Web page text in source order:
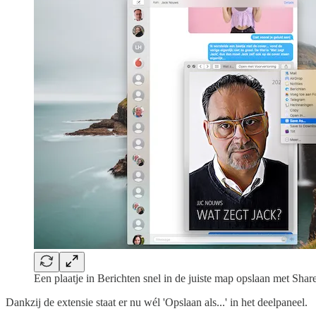
Een plaatje in Berichten snel in de juiste map opslaan met
Dankzij de extensie staat er nu wél 'Opslaan als...' in het deelpaneel.